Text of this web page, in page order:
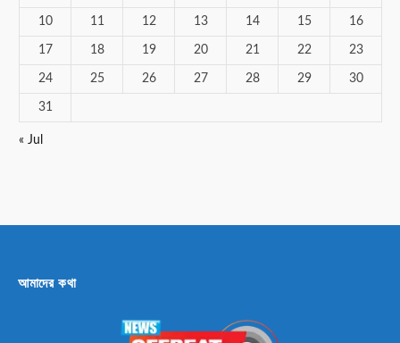
10 11 12 13 14 15 16
17 18 19 20 21 22 23
24 25 26 27 28 29 30
31
« Jul
আমাদের কথা